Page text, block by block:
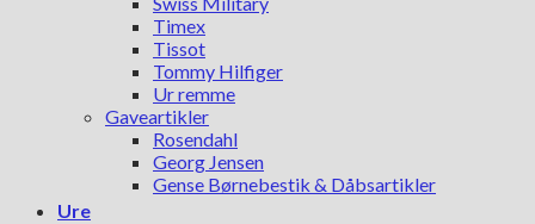
Timex
Tissot
Tommy Hilfiger
Ur remme
Gaveartikler
Rosendahl
Georg Jensen
Gense Børnebestik & Dåbsartikler
Ure